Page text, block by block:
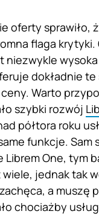
oferty sprawiło,
flaga krytyki.
niezwykle
dokładnie te
Warto
szybki rozwój
półtora roku
funkcje. Sam
Librem One, tym
jednak tak
a muszę
chociażby